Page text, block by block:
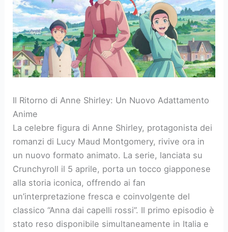
Il Ritorno di Anne Shirley: Un Nuovo Adattamento
Anime
La celebre figura di Anne Shirley, protagonista dei
romanzi di Lucy Maud Montgomery, rivive ora in
un nuovo formato animato. La serie, lanciata su
Crunchyroll il 5 aprile, porta un tocco giapponese
alla storia iconica, offrendo ai fan
un’interpretazione fresca e coinvolgente del
classico “Anna dai capelli rossi”. Il primo episodio è
stato reso disponibile simultaneamente in Italia e